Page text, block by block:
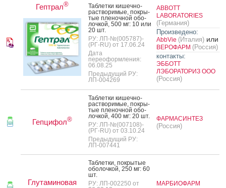
Гептрал®
Таб­летки ки­шеч­но­
рас­тво­римые, пок­ры­
тые пле­ноч­ной обо­
лоч­кой, 500 мг: 10 или
20 шт.
РУ: ЛП-№(005787)-
(РГ-RU) от 17.06.24
Дата
переоформления:
06.08.25
Предыдущий РУ:
ЛП-004269
ABBOTT
LABORATORIES
(Германия)
Произведено:
AbbVie (Италия) или
ВЕРОФАРМ (Россия)
контакты:
ЭББОТТ
ЛЭБОРАТОРИЗ ООО
(Россия)
Гепцифол®
Таб­летки ки­шеч­но­
рас­тво­римые, пок­ры­
тые пле­ноч­ной обо­
лоч­кой, 400 мг: 20 шт.
РУ: ЛП-№(007108)-
(РГ-RU) от 03.10.24
Предыдущий РУ:
ЛП-007441
ФАРМАСИНТЕЗ
(Россия)
Глутаминовая
Таб­летки, пок­ры­тые
обо­лоч­кой, 250 мг: 60
шт.
РУ: ЛП-002250 от
МАРБИОФАРМ